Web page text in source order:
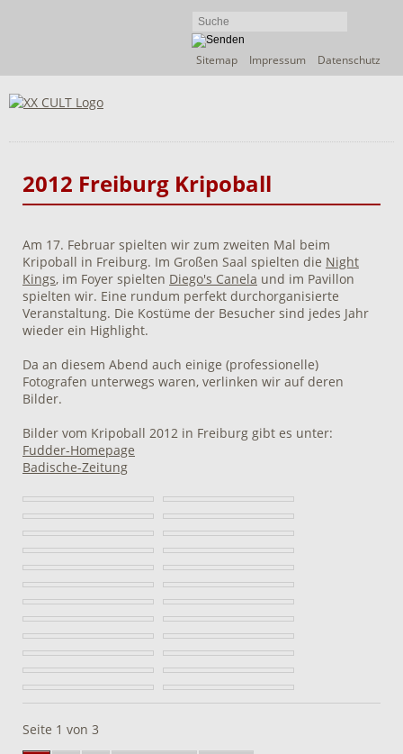
Navigation
Sitemap Impressum Datenschutz
2012 Freiburg Kripoball
Am 17. Februar spielten wir zum zweiten Mal beim
Kripoball in Freiburg. Im Großen Saal spielten die Night
Kings, im Foyer spielten Diego's Canela und im Pavillon
spielten wir. Eine rundum perfekt durchorganisierte
Veranstaltung. Die Kostüme der Besucher sind jedes Jahr
wieder ein Highlight.
Da an diesem Abend auch einige (professionelle)
Fotografen unterwegs waren, verlinken wir auf deren
Bilder.
Bilder vom Kripoball 2012 in Freiburg gibt es unter:
Fudder-Homepage
Badische-Zeitung
Seite 1 von 3